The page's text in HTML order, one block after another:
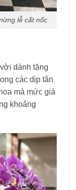
lễ cất nốc
dành tặng
các dịp tân
mà mức giá
khoảng